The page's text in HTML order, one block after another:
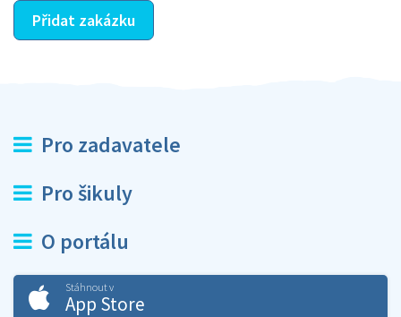
Přidat zakázku
Pro zadavatele
Pro šikuly
O portálu
Stáhnout v
App Store